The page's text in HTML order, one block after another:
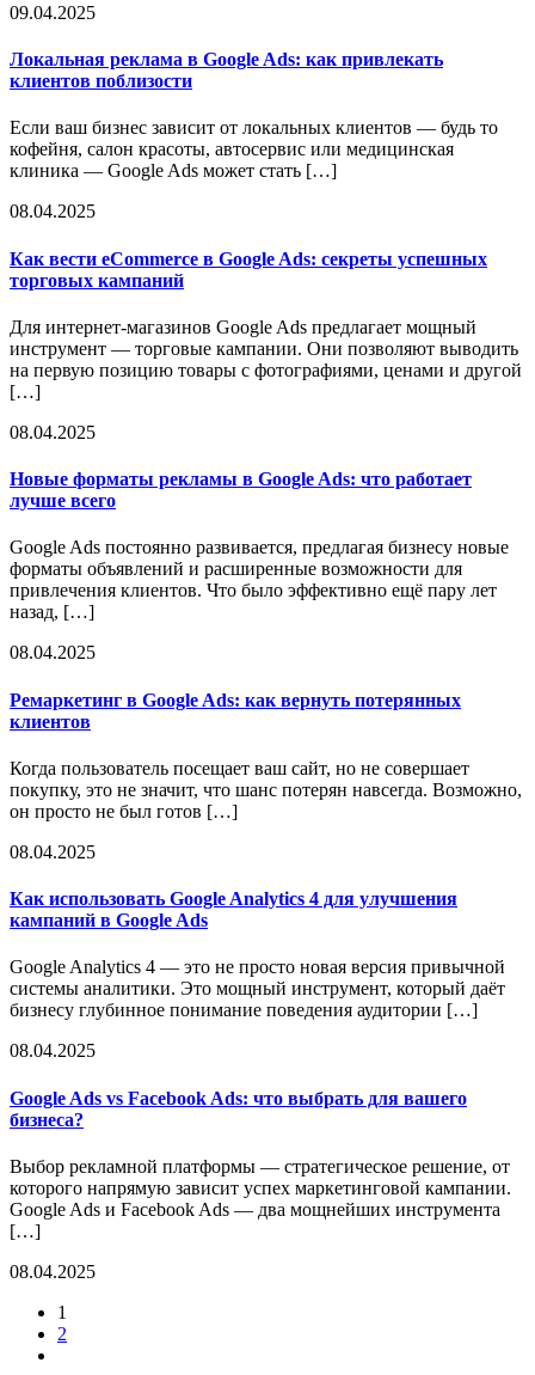
09.04.2025
Локальная реклама в Google Ads: как привлекать
клиентов поблизости
Если ваш бизнес зависит от локальных клиентов — будь то
кофейня, салон красоты, автосервис или медицинская
клиника — Google Ads может стать […]
08.04.2025
Как вести eCommerce в Google Ads: секреты успешных
торговых кампаний
Для интернет-магазинов Google Ads предлагает мощный
инструмент — торговые кампании. Они позволяют выводить
на первую позицию товары с фотографиями, ценами и другой
[…]
08.04.2025
Новые форматы рекламы в Google Ads: что работает
лучше всего
Google Ads постоянно развивается, предлагая бизнесу новые
форматы объявлений и расширенные возможности для
привлечения клиентов. Что было эффективно ещё пару лет
назад, […]
08.04.2025
Ремаркетинг в Google Ads: как вернуть потерянных
клиентов
Когда пользователь посещает ваш сайт, но не совершает
покупку, это не значит, что шанс потерян навсегда. Возможно,
он просто не был готов […]
08.04.2025
Как использовать Google Analytics 4 для улучшения
кампаний в Google Ads
Google Analytics 4 — это не просто новая версия привычной
системы аналитики. Это мощный инструмент, который даёт
бизнесу глубинное понимание поведения аудитории […]
08.04.2025
Google Ads vs Facebook Ads: что выбрать для вашего
бизнеса?
Выбор рекламной платформы — стратегическое решение, от
которого напрямую зависит успех маркетинговой кампании.
Google Ads и Facebook Ads — два мощнейших инструмента
[…]
08.04.2025
1
2